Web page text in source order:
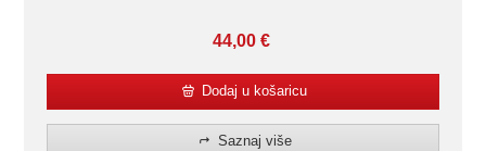
44,00 €
Dodaj u košaricu
Saznaj više